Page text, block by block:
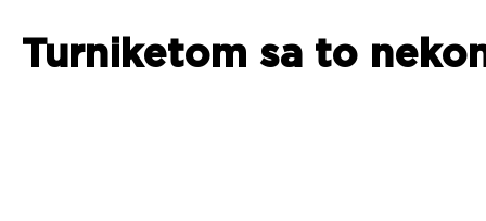
Turniketom sa to